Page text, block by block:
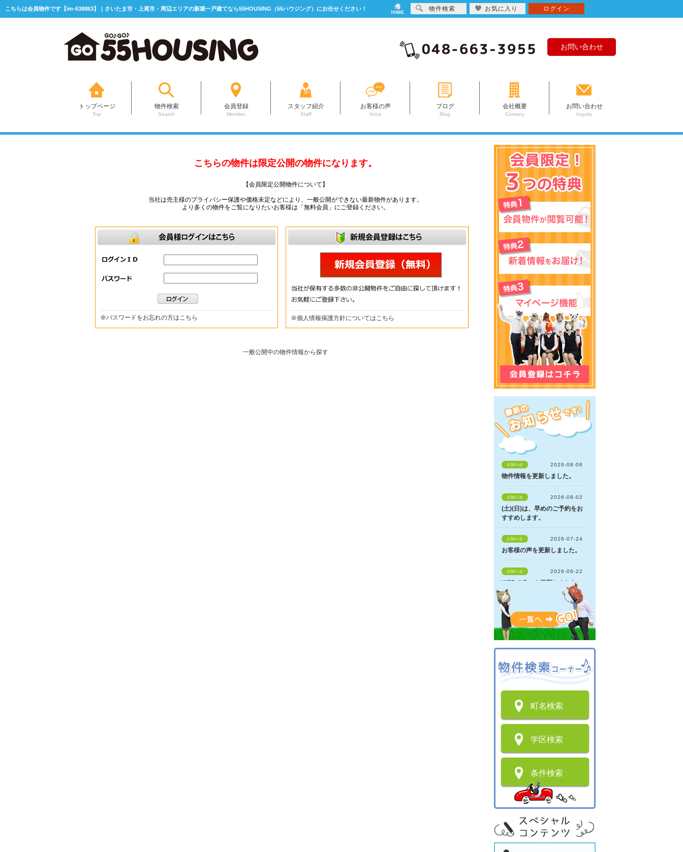
こちらは会員物件です【im-638863】｜さいたま市・上尾市・周辺エリアの新築一戸建てなら55HOUSING（55ハウジング）にお任せください！
お問い合わせ
トップページ
Top
物件検索
Search
会員登録
Member
スタッフ紹介
Staff
お客様の声
Voice
ブログ
Blog
会社概要
Comany
お問い合わせ
Inquiry
こちらの物件は限定公開の物件になります。
【会員限定公開物件について】
当社は売主様のプライバシー保護や価格未定などにより、一般公開ができない最新物件があります。
より多くの物件をご覧になりたいお客様は「無料会員」にご登録ください。
※パスワードをお忘れの方はこちら ※個人情報保護方針についてはこちら
一般公開中の物件情報から探す
町名検索
学区検索
条件検索
物件検索 お気に入り ログイン